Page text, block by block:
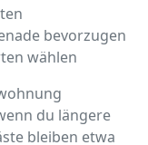
bevorzugen
wählen
du längere
bleiben etwa